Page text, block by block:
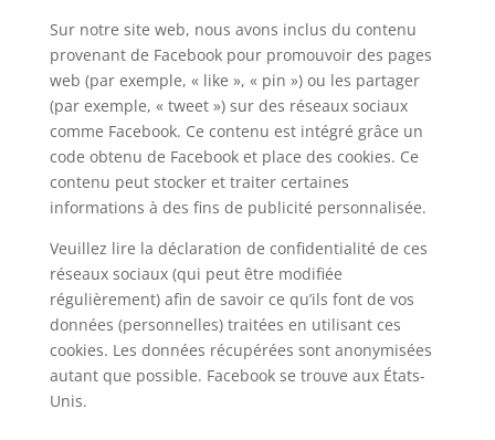
Sur notre site web, nous avons inclus du contenu
provenant de Facebook pour promouvoir des pages
web (par exemple, « like », « pin ») ou les partager
(par exemple, « tweet ») sur des réseaux sociaux
comme Facebook. Ce contenu est intégré grâce un
code obtenu de Facebook et place des cookies. Ce
contenu peut stocker et traiter certaines
informations à des fins de publicité personnalisée.
Veuillez lire la déclaration de confidentialité de ces
réseaux sociaux (qui peut être modifiée
régulièrement) afin de savoir ce qu’ils font de vos
données (personnelles) traitées en utilisant ces
cookies. Les données récupérées sont anonymisées
autant que possible. Facebook se trouve aux États-
Unis.